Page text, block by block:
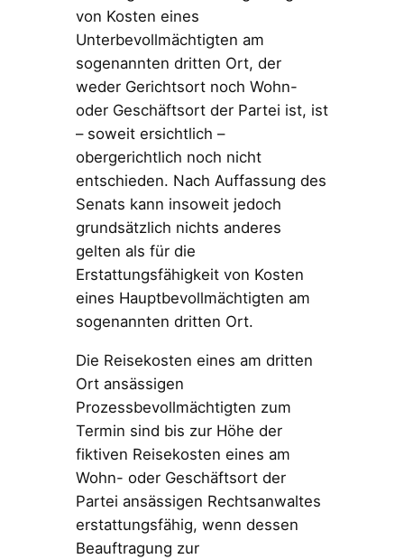
von Kosten eines
Unterbevollmächtigten am
sogenannten dritten Ort, der
weder Gerichtsort noch Wohn-
oder Geschäftsort der Partei ist, ist
– soweit ersichtlich –
obergerichtlich noch nicht
entschieden. Nach Auffassung des
Senats kann insoweit jedoch
grundsätzlich nichts anderes
gelten als für die
Erstattungsfähigkeit von Kosten
eines Hauptbevollmächtigten am
sogenannten dritten Ort.
Die Reisekosten eines am dritten
Ort ansässigen
Prozessbevollmächtigten zum
Termin sind bis zur Höhe der
fiktiven Reisekosten eines am
Wohn- oder Geschäftsort der
Partei ansässigen Rechtsanwaltes
erstattungsfähig, wenn dessen
Beauftragung zur